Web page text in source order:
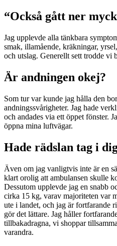
“Också gått ner
Jag upplevde alla tänkbara
smak, illamående, kräkningar,
och utslag. Generellt sett trodde vi
Är andningen okej?
Som tur var kunde jag hålla den
andningssvårigheter. Jag hade
och andades via ett öppet fönster.
öppna mina luftvägar.
Hade rädslan tag i
Även om jag vanligtvis inte är en
klart orolig att ambulansen skulle
Dessutom upplevde jag en snabb
cirka 15 kg, varav majoriteten var
ute i landet, och jag är fortfarande
gör det lättare. Jag håller
tillbakadragna, vi shoppar
varandra.